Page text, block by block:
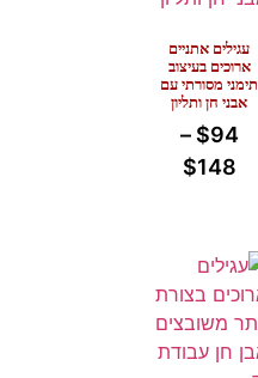
עגילים אתניים
ארוכים בעיצוב
תימני מסורתי עם
אבני חן ותליון
$94
–
$148